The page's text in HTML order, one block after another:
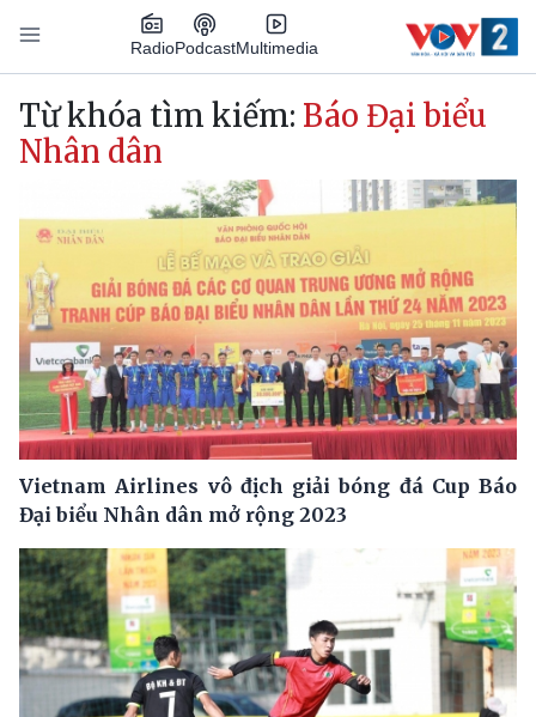
Nhảy đến nội dung
RadioPodcastMultimedia
Main navigation
Từ khóa tìm kiếm: Báo Đại biểu
Nhân dân
Vietnam Airlines vô địch giải bóng đá Cup Báo
Đại biểu Nhân dân mở rộng 2023